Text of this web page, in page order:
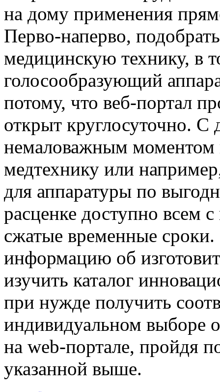
на дому применения
Перво-наперво,
медицинскую технику, в
голосообразующий
потому, что веб-портал
открыт круглосуточно. С
немаловажным моментом
медтехнику или
для аппаратуры по
расценке доступно всем
сжатые временные
информацию об
изучить каталог
при нужде получить
индивидуальном выборе
на web-портале, пройдя
указанной выше.